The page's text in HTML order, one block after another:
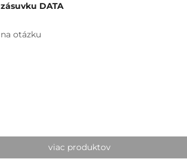
zásuvku DATA
na otázku
viac produktov